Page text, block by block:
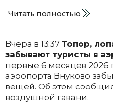
Читать полностью
Вчера в 13:37 Топор,
забывают туристы в
первые 6 месяцев 2026
аэропорта Внуково
вещей. Об этом
воздушной гавани.